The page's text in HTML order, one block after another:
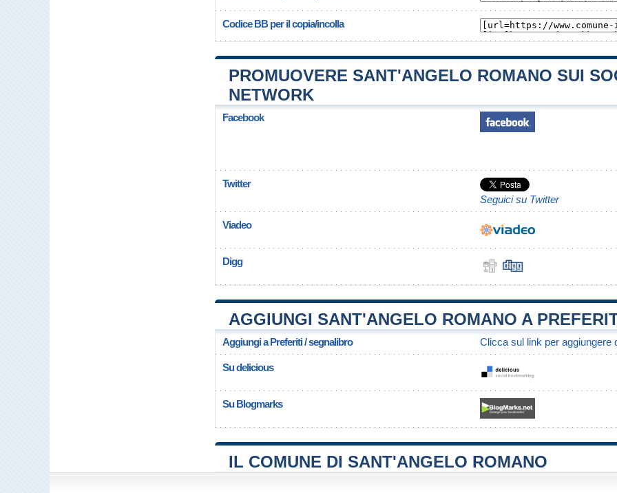
Codice BB per il copia/incolla
PROMUOVERE SANT'ANGELO ROMANO SUI
NETWORK
Facebook
Twitter
Seguici su Twitter
Viadeo
Digg
AGGIUNGI SANT'ANGELO ROMANO A
Aggiungi a Preferiti / segnalibro Clicca sul link per aggiungere
Su delicious
Su Blogmarks
IL COMUNE DI SANT'ANGELO ROMANO